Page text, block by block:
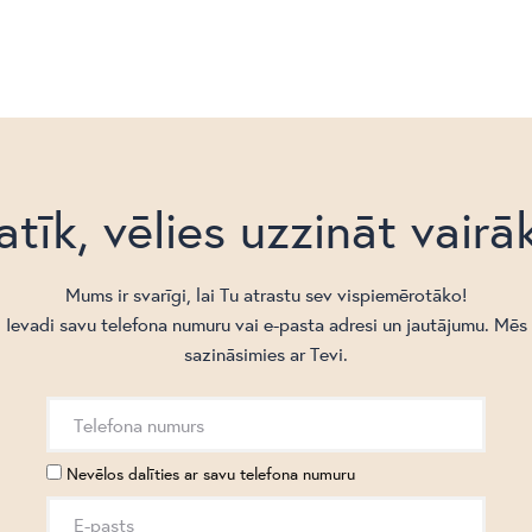
vēlies uzzināt
Mums ir svarīgi, lai Tu atrastu sev vispiemērotāko!
Ievadi savu telefona numuru vai e-pasta adresi un jautājumu. Mēs
sazināsimies ar Tevi.
Nevēlos dalīties ar savu telefona numuru